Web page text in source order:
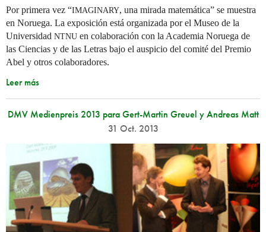
Por primera vez “IMAGINARY, una mirada matemática” se muestra
en Noruega. La exposición está organizada por el Museo de la
Universidad NTNU en colaboración con la Academia Noruega de
las Ciencias y de las Letras bajo el auspicio del comité del Premio
Abel y otros colaboradores.
Leer más
DMV Medienpreis 2013 para Gert-Martin Greuel y Andreas Matt
31 Oct. 2013